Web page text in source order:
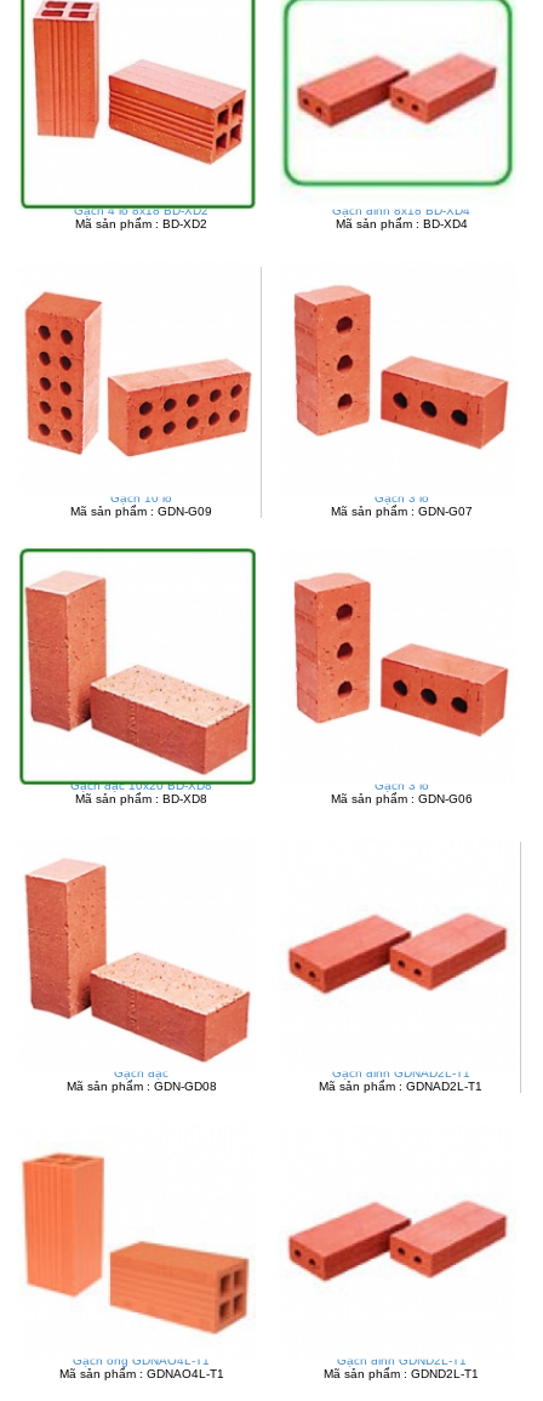
Gạch 4 lỗ 8x18 BD-XD2
Mã sản phẩm : BD-XD2
Gạch đinh 8x18 BD-XD4
Mã sản phẩm : BD-XD4
Gạch 10 lỗ
Mã sản phẩm : GDN-G09
Gạch 3 lỗ
Mã sản phẩm : GDN-G07
Gạch đặc 10x20 BD-XD8
Mã sản phẩm : BD-XD8
Gạch 3 lỗ
Mã sản phẩm : GDN-G06
Gạch đặc
Mã sản phẩm : GDN-GD08
Gạch đinh GDNAD2L-T1
Mã sản phẩm : GDNAD2L-T1
Gạch ống GDNAO4L-T1
Mã sản phẩm : GDNAO4L-T1
Gạch đinh GDND2L-T1
Mã sản phẩm : GDND2L-T1